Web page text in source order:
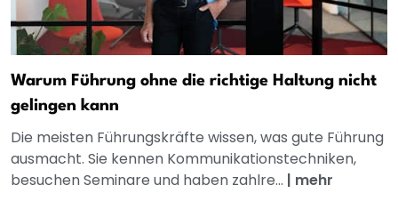
Warum Führung ohne die richtige Haltung nicht
gelingen kann
Die meisten Führungskräfte wissen, was gute Führung
ausmacht. Sie kennen Kommunikationstechniken,
besuchen Seminare und haben zahlre... | mehr